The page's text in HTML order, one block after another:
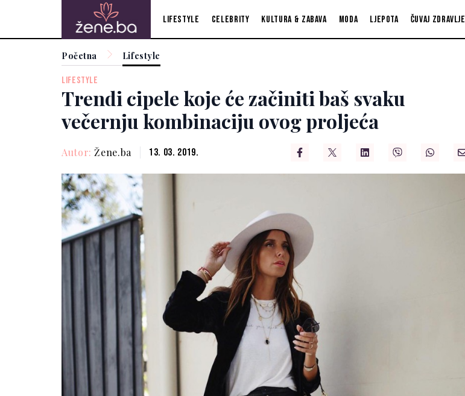
Lifestyle Celebrity Kultura & zabava Moda Ljepota Čuvaj zdravlje
Početna Lifestyle
LIFESTYLE
Trendi cipele koje će začiniti baš svaku
večernju kombinaciju ovog proljeća
Autor: Žene.ba 13. 03. 2019.